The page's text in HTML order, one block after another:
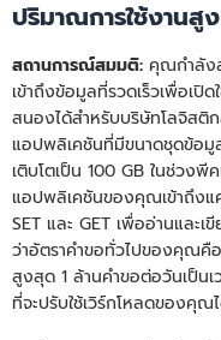
ปริมาณการใช้งานสูง
สถานการณ์สมมติ: คุณกําลัง
เข้าถึงข้อมูลที่รวดเร็วเพื่อเปิ
สนองได้สําหรับบริษัทโลจิสติ
แอปพลิเคชันที่มีขนาดชุดข้อมู
เติบโตเป็น 100 GB ในช่วงพี
แอปพลิเคชันของคุณเข้าถึงแ
SET และ GET เพื่ออ่านและ
ว่าอัตราคําขอทั่วไปของคุณคื
สูงสุด 1 ล้านคําขอต่อวันเป็น
ที่จะปรับใช้เวิร์กโหลดของคุ